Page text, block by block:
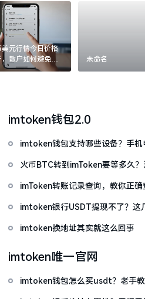
元行情今日价格
散户如何避免追
套牢
未命名
imtoken钱包2.0
imtoken钱包支持哪些设备？手机
火币BTC转到imToken要等多久
imToken转账记录查询，教你正确
imtoken银行USDT提现不了？这
imtoken换地址其实就这么回事
imtoken唯一官网
imtoken钱包怎么买usdt？老手